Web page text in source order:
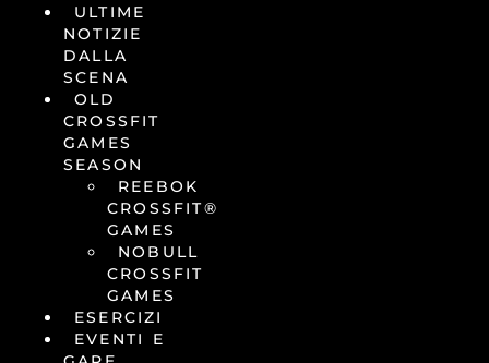
ULTIME
NOTIZIE
DALLA
SCENA
OLD
CROSSFIT
GAMES
SEASON
REEBOK
CROSSFIT®
GAMES
NOBULL
CROSSFIT
GAMES
ESERCIZI
EVENTI E